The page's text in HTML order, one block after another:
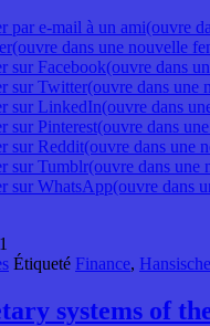
par e-mail à un ami(ouvre
dans une nouvelle
sur Facebook(ouvre dans
sur Twitter(ouvre dans une
sur LinkedIn(ouvre dans
sur Pinterest(ouvre dans
sur Reddit(ouvre dans une
sur Tumblr(ouvre dans une
sur WhatsApp(ouvre dans
Étiqueté Finance,
systems of